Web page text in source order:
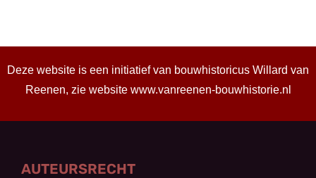
Deze website is een initiatief van bouwhistoricus Willard van
Reenen, zie website www.vanreenen-bouwhistorie.nl
AUTEURSRECHT